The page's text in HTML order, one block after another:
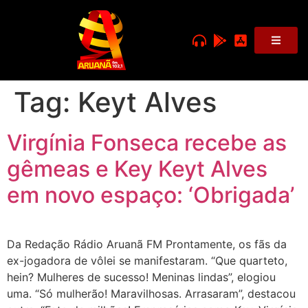
Tag: Keyt Alves
Virgínia Fonseca recebe as
gêmeas e Key Keyt Alves
em novo espaço: ‘Obrigada’
Da Redação Rádio Aruanã FM Prontamente, os fãs da
ex-jogadora de vôlei se manifestaram. “Que quarteto,
hein? Mulheres de sucesso! Meninas lindas”, elogiou
uma. “Só mulherão! Maravilhosas. Arrasaram”, destacou